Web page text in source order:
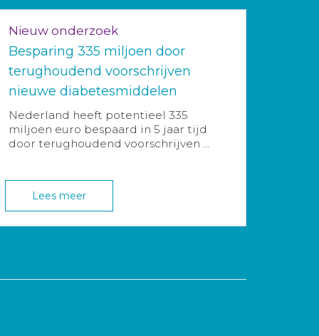
Nieuw onderzoek
Besparing 335 miljoen door
terughoudend voorschrijven
nieuwe diabetesmiddelen
Nederland heeft potentieel 335
miljoen euro bespaard in 5 jaar tijd
door terughoudend voorschrijven ...
Lees meer